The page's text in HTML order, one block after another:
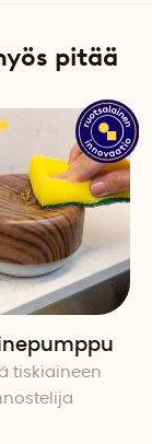
pitää
tiskiaineen